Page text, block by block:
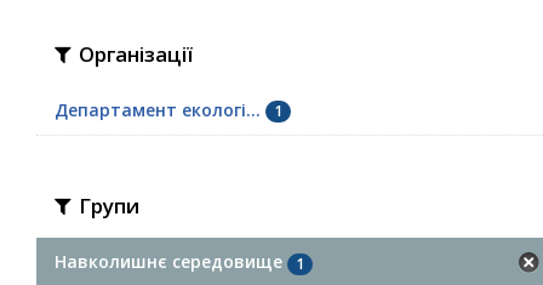
Організації
Департамент екологі... 1
Групи
Навколишнє середовище 1